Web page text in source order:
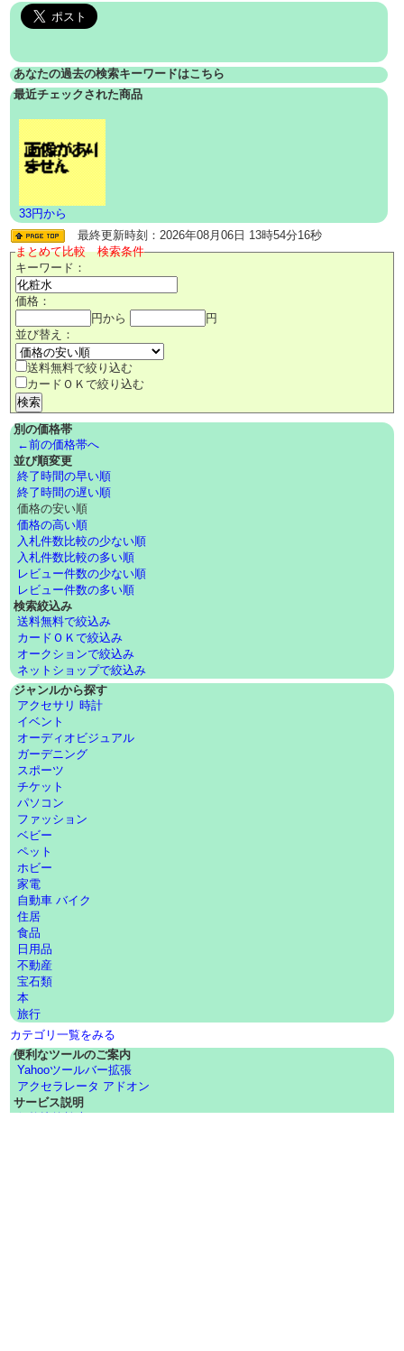
あなたの過去の検索キーワードはこちら
最近チェックされた商品
33円から
最終更新時刻：2026年08月06日 13時54分16秒
まとめて比較 検索条件
キーワード：
価格：
円から
円
並び替え：
送料無料で絞り込む
カードＯＫで絞り込む
別の価格帯
←前の価格帯へ
並び順変更
終了時間の早い順
終了時間の遅い順
価格の安い順
価格の高い順
入札件数比較の少ない順
入札件数比較の多い順
レビュー件数の少ない順
レビュー件数の多い順
検索絞込み
送料無料で絞込み
カードＯＫで絞込み
オークションで絞込み
ネットショップで絞込み
ジャンルから探す
アクセサリ 時計
イベント
オーディオビジュアル
ガーデニング
スポーツ
チケット
パソコン
ファッション
ベビー
ペット
ホビー
家電
自動車 バイク
住居
食品
日用品
不動産
宝石類
本
旅行
カテゴリ一覧をみる
便利なツールのご案内
Yahooツールバー拡張
アクセラレータ アドオン
サービス説明